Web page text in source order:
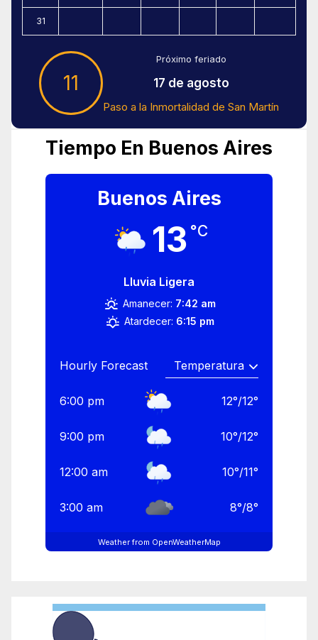
31
11
Próximo feriado
17 de agosto
Paso a la Inmortalidad de San Martín
Tiempo En Buenos Aires
Buenos Aires
13 °C
Lluvia Ligera
Amanecer: 7:42 am
Atardecer: 6:15 pm
Hourly Forecast
6:00 pm 12°/12°
9:00 pm 10°/12°
12:00 am 10°/11°
3:00 am 8°/8°
Weather from OpenWeatherMap